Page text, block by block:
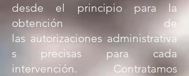
desde el principio para la
obtención de
las autorizaciones administrativa
s precisas para cada
intervención. Contratamos